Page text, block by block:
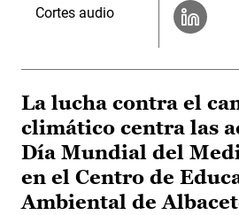
Cortes audio
La lucha contra el
climático centra las
Día Mundial del
en el Centro de
Ambiental de